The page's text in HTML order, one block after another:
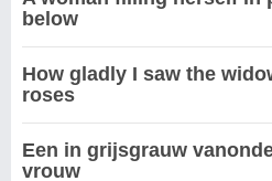
below
How gladly I saw the
roses
Een in grijsgrauw
vrouw